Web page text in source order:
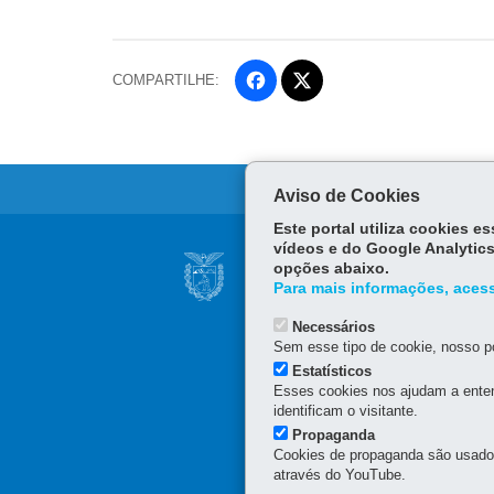
COMPARTILHE:
Fa
ce
ok
Navegação
principal
CONSELHO
Rua Piquiri 170 -
80230-140
41 3330-4300
Aviso de Cookies
Este portal utiliza cookies
vídeos e do Google
opções abaixo.
Para mais informações,
Necessários
Sem esse tipo de cookie, nosso
Estatísticos
Esses cookies nos ajudam a
identificam o visitante.
Propaganda
Cookies de propaganda são
através do YouTube.